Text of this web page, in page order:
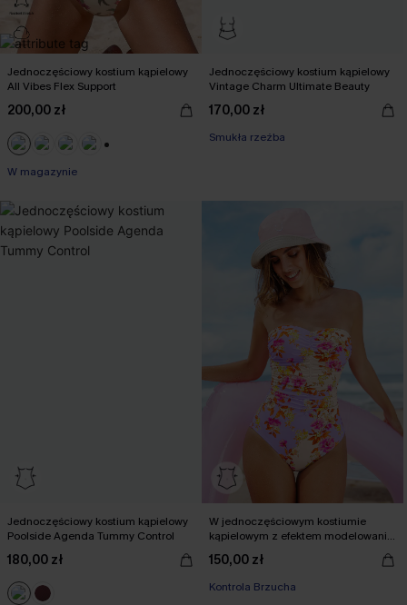
Jednoczęściowy kostium kąpielowy
All Vibes Flex Support
200,00 zł
W magazynie
Jednoczęściowy kostium kąpielowy
Vintage Charm Ultimate Beauty
170,00 zł
Smukła rzeźba
Jednoczęściowy kostium kąpielowy
Poolside Agenda Tummy Control
180,00 zł
W jednoczęściowym kostiumie
kąpielowym z efektem modelowania
150,00 zł
Kontrola Brzucha